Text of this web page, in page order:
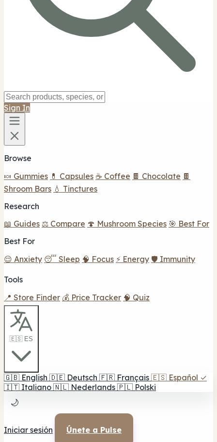
Sign In
Browse
🍬 Gummies 💊 Capsules ☕ Coffee 🍫 Chocolate 🍫
Shroom Bars 💧 Tinctures
Research
📖 Guides ⚖️ Compare 🍄 Mushroom Species 🎯 Best For
Best For
😌 Anxiety 😴 Sleep 🧠 Focus ⚡ Energy 🛡️ Immunity
Tools
📍 Store Finder 💰 Price Tracker 🧠 Quiz
🇪🇸 ES
🇬🇧 English 🇩🇪 Deutsch 🇫🇷 Français 🇪🇸 Español ✓
🇮🇹 Italiano 🇳🇱 Nederlands 🇵🇱 Polski
🌙
Iniciar sesión Únete a Pulse